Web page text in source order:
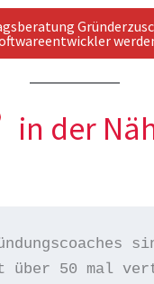
in der
über 50 mal